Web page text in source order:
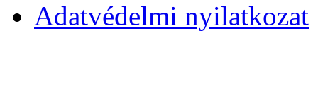
Adatvédelmi nyilatkozat